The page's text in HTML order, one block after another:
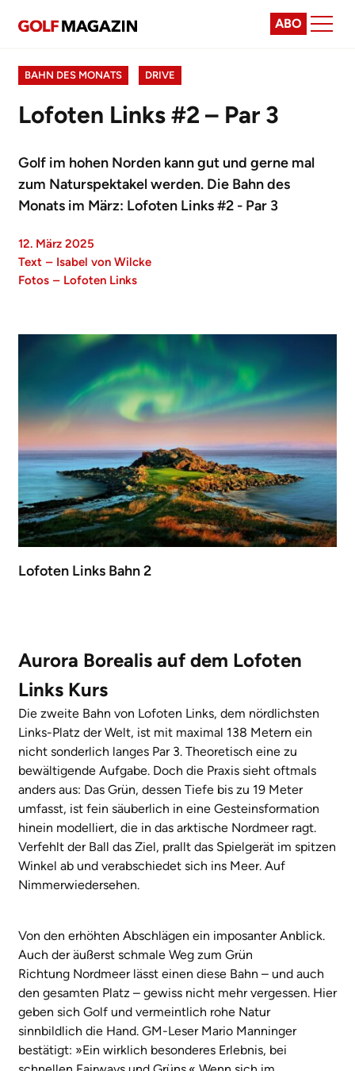
ABO
BAHN DES MONATS DRIVE
Lofoten Links #2 – Par 3
Golf im hohen Norden kann gut und gerne mal
zum Naturspektakel werden. Die Bahn des
Monats im März: Lofoten Links #2 - Par 3
12. März 2025
Text – Isabel von Wilcke
Fotos – Lofoten Links
Lofoten Links Bahn 2
Aurora Borealis auf dem Lofoten
Links Kurs
Die zweite Bahn von Lofoten Links, dem nördlichsten
Links-Platz der Welt, ist mit maximal 138 Metern ein
nicht sonderlich langes Par 3. Theoretisch eine zu
bewältigende Aufgabe. Doch die Praxis sieht oftmals
anders aus: Das Grün, dessen Tiefe bis zu 19 Meter
umfasst, ist fein säuberlich in eine Gesteinsformation
hinein modelliert, die in das arktische Nordmeer ragt.
Verfehlt der Ball das Ziel, prallt das Spielgerät im spitzen
Winkel ab und verabschiedet sich ins Meer. Auf
Nimmerwiedersehen.
Von den erhöhten Abschlägen ein imposanter Anblick.
Auch der äußerst schmale Weg zum Grün
Richtung Nordmeer lässt einen diese Bahn – und auch
den gesamten Platz – gewiss nicht mehr vergessen. Hier
geben sich Golf und vermeintlich rohe Natur
sinnbildlich die Hand. GM-Leser Mario Manninger
bestätigt: »Ein wirklich besonderes Erlebnis, bei